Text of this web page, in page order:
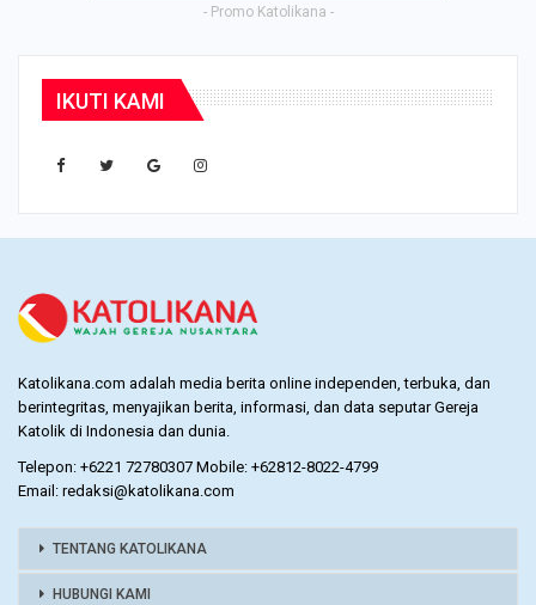
- Promo Katolikana -
IKUTI KAMI
Katolikana.com adalah media berita online independen, terbuka, dan
berintegritas, menyajikan berita, informasi, dan data seputar Gereja
Katolik di Indonesia dan dunia.
Telepon: +6221 72780307 Mobile: +62812-8022-4799
Email: redaksi@katolikana.com
TENTANG KATOLIKANA
HUBUNGI KAMI